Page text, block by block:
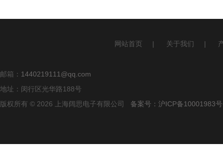
网站首页 | 关于我们 |
邮箱： 1440219111@qq.com
地址：闵行区光华路188号
版权所有 © 2026 上海阔思电子有限公司 备案号：沪ICP备10001983